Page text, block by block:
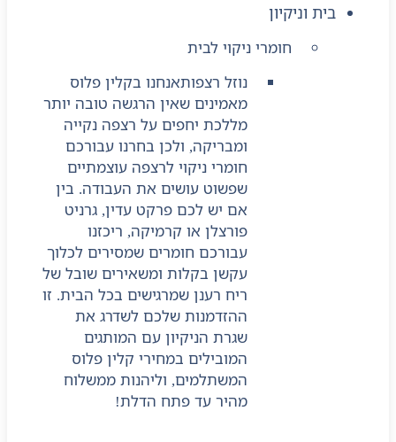
בית וניקיון
חומרי ניקוי לבית
נוזל רצפותאנחנו בקלין פלוס
מאמינים שאין הרגשה טובה יותר
מללכת יחפים על רצפה נקייה
ומבריקה, ולכן בחרנו עבורכם
חומרי ניקוי לרצפה עוצמתיים
שפשוט עושים את העבודה. בין
אם יש לכם פרקט עדין, גרניט
פורצלן או קרמיקה, ריכזנו
עבורכם חומרים שמסירים לכלוך
עקשן בקלות ומשאירים שובל של
ריח רענן שמרגישים בכל הבית. זו
ההזדמנות שלכם לשדרג את
שגרת הניקיון עם המותגים
המובילים במחירי קלין פלוס
המשתלמים, וליהנות ממשלוח
מהיר עד פתח הדלת!